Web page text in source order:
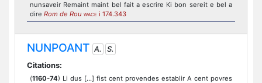
nunsaveir Remaint maint bel fait a escrire Ki bon sereit e bel a
dire Rom de Rou WACE i 174.343
NUNPOANT A.
S.
Citations:
(1160-74) Li dus [...] fist cent provendes establir A cent povres